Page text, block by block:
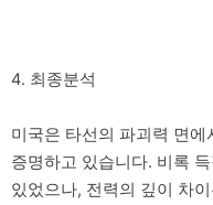
4. 최종분석
미국은 타선의 파괴력 면
증명하고 있습니다. 비록
있었으나, 전력의 깊이 차